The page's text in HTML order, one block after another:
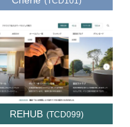
REHUB (TCD099)